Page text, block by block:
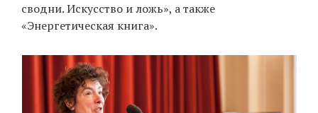
сводни. Искусство и ложь», а также
«Энергетическая книга».